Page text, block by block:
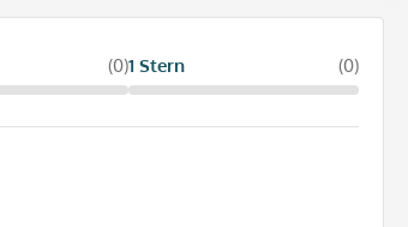
(0)1 Stern (0)